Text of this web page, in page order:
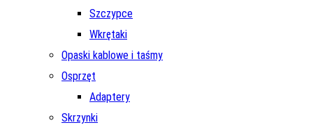
Szczypce
Wkrętaki
Opaski kablowe i taśmy
Osprzęt
Adaptery
Skrzynki